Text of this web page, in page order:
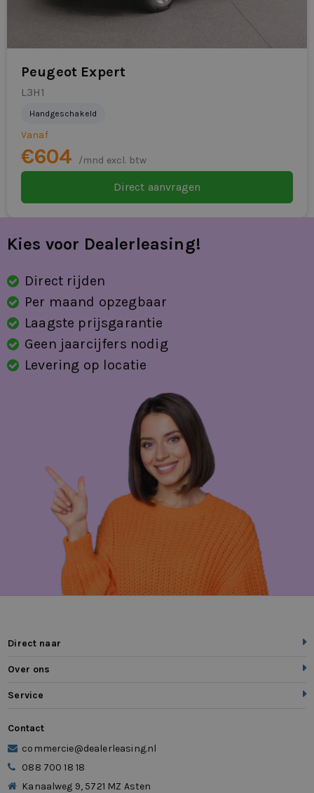
Peugeot Expert
L3H1
Handgeschakeld
Vanaf
€604 /mnd excl. btw
Direct aanvragen
Kies voor Dealerleasing!
Direct rijden
Per maand opzegbaar
Laagste prijsgarantie
Geen jaarcijfers nodig
Levering op locatie
Direct naar
Over ons
Service
Contact
commercie@dealerleasing.nl
088 700 18 18
Kanaalweg 9, 5721 MZ Asten